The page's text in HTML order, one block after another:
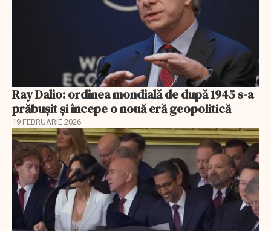
Ray Dalio: ordinea mondială de după 1945 s-a
prăbușit și începe o nouă eră geopolitică
19 FEBRUARIE 2026